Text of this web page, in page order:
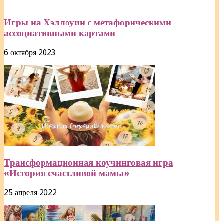
Игры на Хэллоуин с метафорическими
ассоциативными картами
6 октября 2023
Трансформационная коучинговая игра
«История счастливой мамы»
25 апреля 2022